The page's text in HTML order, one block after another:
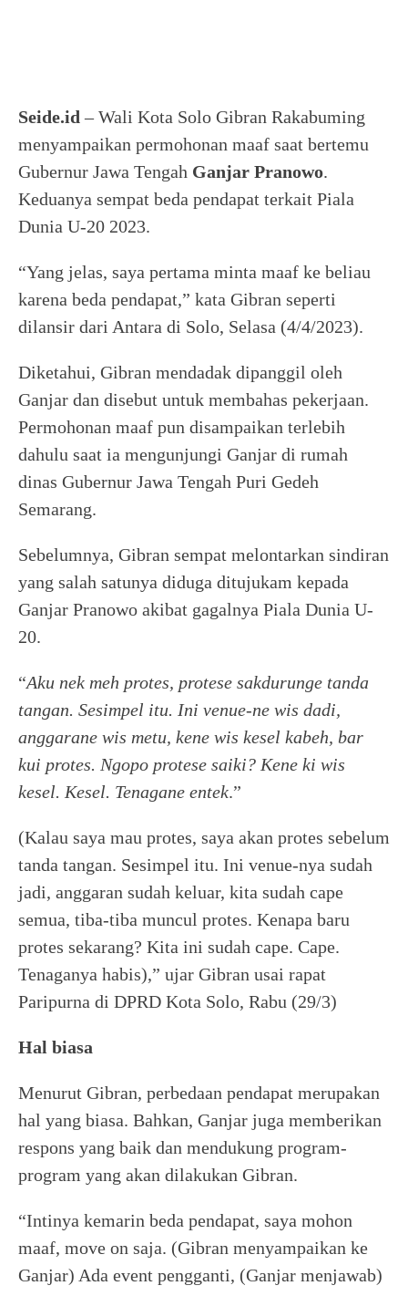
Seide.id – Wali Kota Solo Gibran Rakabuming
menyampaikan permohonan maaf saat bertemu
Gubernur Jawa Tengah Ganjar Pranowo.
Keduanya sempat beda pendapat terkait Piala
Dunia U-20 2023.
“Yang jelas, saya pertama minta maaf ke beliau
karena beda pendapat,” kata Gibran seperti
dilansir dari Antara di Solo, Selasa (4/4/2023).
Diketahui, Gibran mendadak dipanggil oleh
Ganjar dan disebut untuk membahas pekerjaan.
Permohonan maaf pun disampaikan terlebih
dahulu saat ia mengunjungi Ganjar di rumah
dinas Gubernur Jawa Tengah Puri Gedeh
Semarang.
Sebelumnya, Gibran sempat melontarkan sindiran
yang salah satunya diduga ditujukam kepada
Ganjar Pranowo akibat gagalnya Piala Dunia U-
20.
“Aku nek meh protes, protese sakdurunge tanda
tangan. Sesimpel itu. Ini venue-ne wis dadi,
anggarane wis metu, kene wis kesel kabeh, bar
kui protes. Ngopo protese saiki? Kene ki wis
kesel. Kesel. Tenagane entek.”
(Kalau saya mau protes, saya akan protes sebelum
tanda tangan. Sesimpel itu. Ini venue-nya sudah
jadi, anggaran sudah keluar, kita sudah cape
semua, tiba-tiba muncul protes. Kenapa baru
protes sekarang? Kita ini sudah cape. Cape.
Tenaganya habis),” ujar Gibran usai rapat
Paripurna di DPRD Kota Solo, Rabu (29/3)
Hal biasa
Menurut Gibran, perbedaan pendapat merupakan
hal yang biasa. Bahkan, Ganjar juga memberikan
respons yang baik dan mendukung program-
program yang akan dilakukan Gibran.
“Intinya kemarin beda pendapat, saya mohon
maaf, move on saja. (Gibran menyampaikan ke
Ganjar) Ada event pengganti, (Ganjar menjawab)